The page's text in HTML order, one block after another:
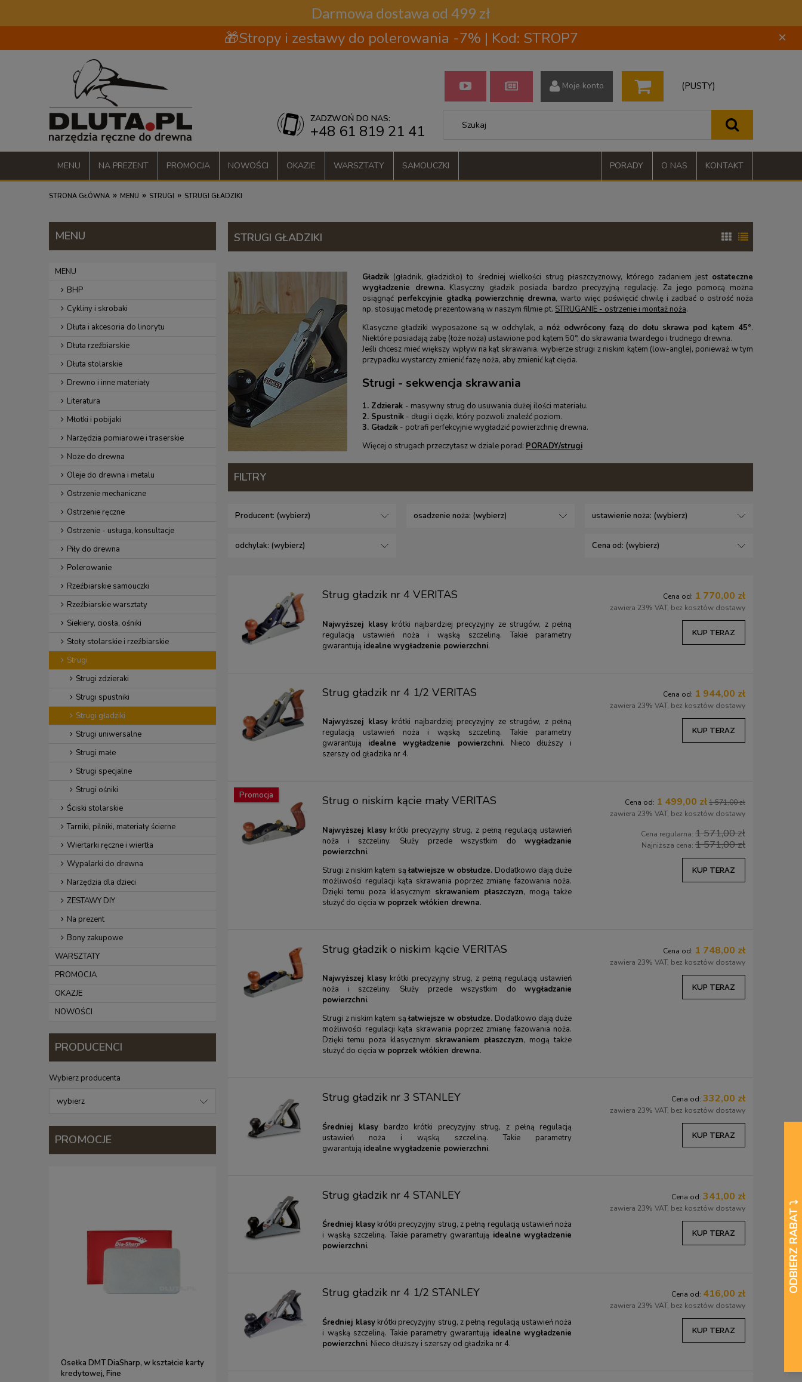
Darmowa dostawa od 499 zł
🎁Stropy i zestawy do polerowania -7% | Kod: STROP7 ×
(PUSTY)
Moje konto
ZADZWOŃ DO NAS:
+48 61 819 21 41
MENU NA PREZENT PROMOCJA NOWOŚCI OKAZJE WARSZTATY SAMOUCZKI KONTAKT
O NAS
PORADY
STRONA GŁÓWNA » MENU » STRUGI » STRUGI GŁADZIKI
MENU
MENU
BHP
Cykliny i skrobaki
Dłuta i akcesoria do linorytu
Dłuta rzeźbiarskie
Dłuta stolarskie
Drewno i inne materiały
Literatura
Młotki i pobijaki
Narzędzia pomiarowe i traserskie
Noże do drewna
Oleje do drewna i metalu
Ostrzenie mechaniczne
Ostrzenie ręczne
Ostrzenie - usługa, konsultacje
Piły do drewna
Polerowanie
Rzeźbiarskie samouczki
Rzeźbiarskie warsztaty
Siekiery, ciosła, ośniki
Stoły stolarskie i rzeźbiarskie
Strugi
Strugi zdzieraki
Strugi spustniki
Strugi gładziki
Strugi uniwersalne
Strugi małe
Strugi specjalne
Strugi ośniki
Ściski stolarskie
Tarniki, pilniki, materiały ścierne
Wiertarki ręczne i wiertła
Wypalarki do drewna
Narzędzia dla dzieci
ZESTAWY DIY
Na prezent
Bony zakupowe
WARSZTATY
PROMOCJA
OKAZJE
NOWOŚCI
PRODUCENCI
Wybierz producenta
PROMOCJE
Osełka DMT DiaSharp, w kształcie karty
kredytowej, Fine
STRUGI GŁADZIKI
Gładzik (gładnik, gładzidło) to średniej wielkości strug płaszczyznowy, którego zadaniem jest ostateczne
wygładzenie drewna.Klasyczny gładzik posiada bardzo precyzyjną regulację. Za jego pomocą można
osiągnąć perfekcyjnie gładką powierzchnię drewna, warto więc poświęcić chwilę i zadbać o ostrość noża
np. stosując metodę prezentowaną w naszym filmie pt. STRUGANIE - ostrzenie i montaż noża.
Klasyczne gładziki wyposażone są w odchylak, a nóż odwrócony fazą do dołu skrawa pod kątem 45°.
Niektóre posiadają żabę (łoże noża) ustawione pod kątem 50°, do skrawania twardego i trudnego drewna.
Jeśli chcesz mieć większy wpływ na kąt skrawania, wybierze strugi z niskim kątem (low-angle), ponieważ w tym
przypadku wystarczy zmienić fazę noża, aby zmienić kąt cięcia.
Strugi - sekwencja skrawania
1. Zdzierak - masywny strug do usuwania dużej ilości materiału.
2. Spustnik - długi i ciężki, który pozwoli znaleźć poziom.
3. Gładzik - potrafi perfekcyjnie wygładzić powierzchnię drewna.
Więcej o strugach przeczytasz w dziale porad: PORADY/strugi
FILTRY
Producent: (wybierz) osadzenie noża: (wybierz) ustawienie noża: (wybierz)
odchylak: (wybierz) Cena od: (wybierz)
Strug gładzik nr 4 VERITAS
Najwyższej klasykrótki najbardziej precyzyjny ze strugów, z pełną
regulacją ustawień noża i wąską szczeliną. Takie parametry
gwarantują idealne wygładzenie powierzchni.
Cena od: 1 770,00 zł
zawiera 23% VAT, bez kosztów dostawy
KUP TERAZ
Strug gładzik nr 4 1/2 VERITAS
Najwyższej klasykrótki najbardziej precyzyjny ze strugów, z pełną
regulacją ustawień noża i wąską szczeliną. Takie parametry
gwarantują idealne wygładzenie powierzchni. Nieco dłuższy i
szerszy od gładzika nr 4.
Cena od: 1 944,00 zł
zawiera 23% VAT, bez kosztów dostawy
KUP TERAZ
Strug o niskim kącie mały VERITAS
Najwyższej klasy krótki precyzyjny strug, z pełną regulacją ustawień
noża i szczeliny. Służy przede wszystkim dowygładzanie
powierzchni.
Strugi z niskim kątem sąłatwiejsze w obsłudze. Dodatkowo dają duże
możliwości regulacji kąta skrawania poprzez zmianę fazowania noża.
Dzięki temu poza klasycznym skrawaniem płaszczyzn, mogą także
służyć do cięciaw poprzek włókien drewna.
Cena od: 1 499,00 zł1 571,00 zł
zawiera 23% VAT, bez kosztów dostawy
Cena regularna: 1 571,00 zł
Najniższa cena: 1 571,00 zł
KUP TERAZ
Promocja
Strug gładzik o niskim kącie VERITAS
Najwyższej klasy krótki precyzyjny strug, z pełną regulacją ustawień
noża i szczeliny. Służy przede wszystkim dowygładzanie
powierzchni.
Strugi z niskim kątem sąłatwiejsze w obsłudze. Dodatkowo dają duże
możliwości regulacji kąta skrawania poprzez zmianę fazowania noża.
Dzięki temu poza klasycznym skrawaniem płaszczyzn, mogą także
służyć do cięciaw poprzek włókien drewna.
Cena od: 1 748,00 zł
zawiera 23% VAT, bez kosztów dostawy
KUP TERAZ
Strug gładzik nr 3 STANLEY
Średniej klasybardzo krótki precyzyjny strug, z pełną regulacją
ustawień noża i wąską szczeliną. Takie parametry
gwarantują idealne wygładzenie powierzchni.
Cena od: 332,00 zł
zawiera 23% VAT, bez kosztów dostawy
KUP TERAZ
Strug gładzik nr 4 STANLEY
Średniej klasykrótki precyzyjny strug, z pełną regulacją ustawień noża
i wąską szczeliną. Takie parametry gwarantują idealne wygładzenie
powierzchni.
Cena od: 341,00 zł
zawiera 23% VAT, bez kosztów dostawy
KUP TERAZ
Strug gładzik nr 4 1/2 STANLEY
Średniej klasykrótki precyzyjny strug, z pełną regulacją ustawień noża
i wąską szczeliną. Takie parametry gwarantują idealne wygładzenie
powierzchni. Nieco dłuższy i szerszy od gładzika nr 4.
Cena od: 416,00 zł
zawiera 23% VAT, bez kosztów dostawy
KUP TERAZ